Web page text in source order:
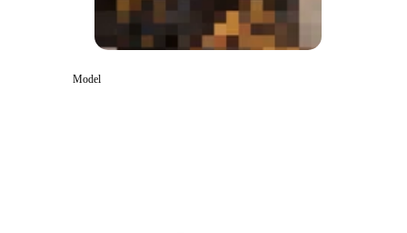
Model